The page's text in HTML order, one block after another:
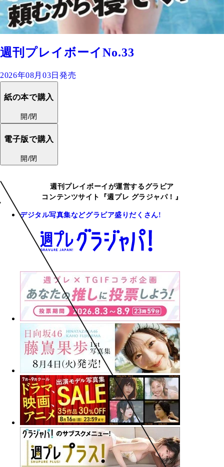
週刊プレイボーイNo.33
2026年08月03日発売
紙の本で購入
開/閉
電子版で購入
開/閉
週刊プレイボーイが運営するグラビア
コンテンツサイト『週プレ グラジャパ！』
デジタル写真集などグラビア盛りだくさん!